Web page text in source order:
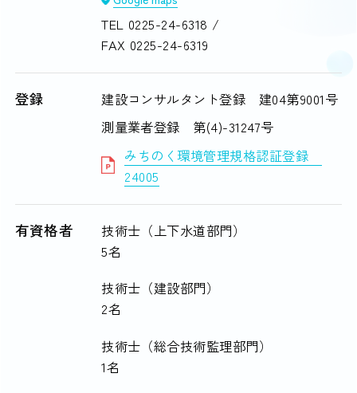
TEL 0225-24-6318 /
FAX 0225-24-6319
登録
建設コンサルタント登録 建04第9001号
測量業者登録 第(4)-31247号
みちのく環境管理規格認証登録
24005
有資格者
技術士（上下水道部門）
5名
技術士（建設部門）
2名
技術士（総合技術監理部門）
1名